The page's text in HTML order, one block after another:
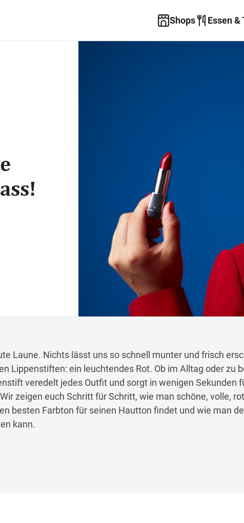
Shops Essen &
Laune. Nichts lässt uns so schnell munter und frisch
Lippenstiften: ein leuchtendes Rot. Ob im Alltag oder zu
veredelt jedes Outfit und sorgt in wenigen Sekunden
zeigen euch Schritt für Schritt, wie man schöne, volle,
besten Farbton für seinen Hautton findet und wie man
kann.